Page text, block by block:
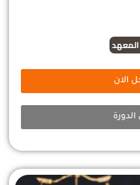
الان